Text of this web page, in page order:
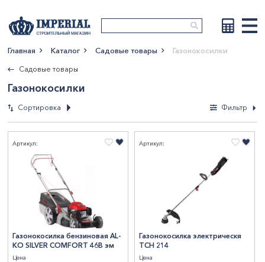
Главная Каталог Садовые товары Газонокосилки
Садовые товары
Газонокосилки
Фильтр
Сортировка
По возрастанию
цены
По убыванию цены
По наименованию
Мощность, Вт
1500 1
2000 1
4500 1
СтранаПроисхождения
КИТАЙ
Бренд
Артикул:
Газонокосилка бензиновая AL-
KO SILVER COMFORT 46B эм
Цена
Артикул:
Газонокосилка электрическя
TCH 214
Цена